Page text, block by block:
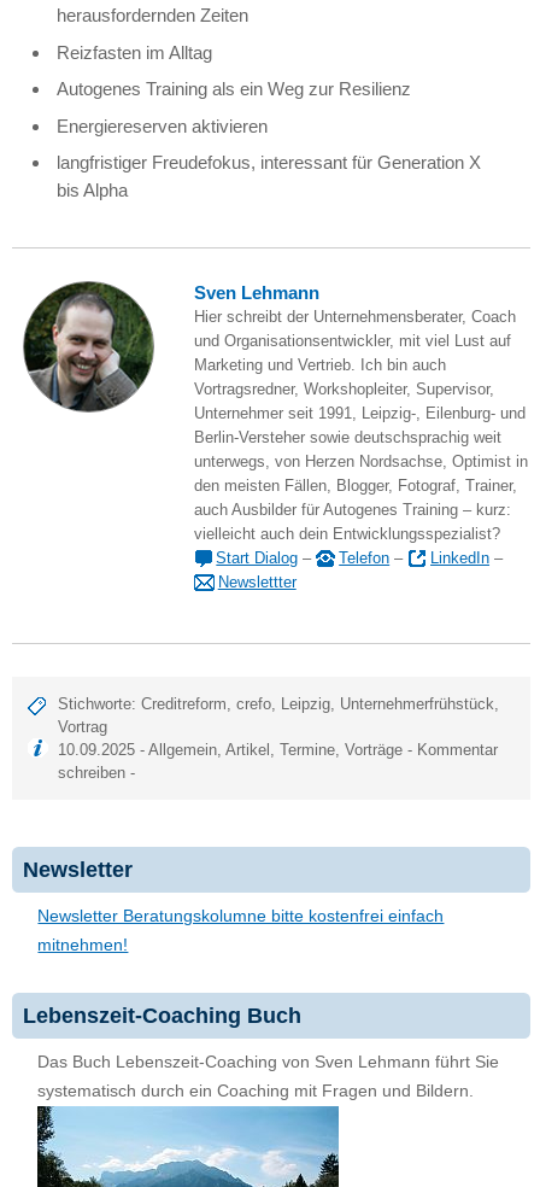
herausfordernden Zeiten
Reizfasten im Alltag
Autogenes Training als ein Weg zur Resilienz
Energiereserven aktivieren
langfristiger Freudefokus, interessant für Generation X
bis Alpha
Sven Lehmann
Hier schreibt der Unternehmensberater, Coach
und Organisationsentwickler, mit viel Lust auf
Marketing und Vertrieb. Ich bin auch
Vortragsredner, Workshopleiter, Supervisor,
Unternehmer seit 1991, Leipzig-, Eilenburg- und
Berlin-Versteher sowie deutschsprachig weit
unterwegs, von Herzen Nordsachse, Optimist in
den meisten Fällen, Blogger, Fotograf, Trainer,
auch Ausbilder für Autogenes Training – kurz:
vielleicht auch dein Entwicklungsspezialist?
Start Dialog – Telefon – LinkedIn –
Newslettter
Stichworte:Creditreform ,crefo Leipzig Unternehmerfrühstück
Vortrag
10.09.2025 -Allgemein ,Artikel ,Termine ,Vorträge - Kommentar
schreiben -
Newsletter
Newsletter Beratungskolumne bitte kostenfrei einfach
mitnehmen!
Lebenszeit-Coaching Buch
Das Buch Lebenszeit-Coaching von Sven Lehmann führt Sie
systematisch durch ein Coaching mit Fragen und Bildern.